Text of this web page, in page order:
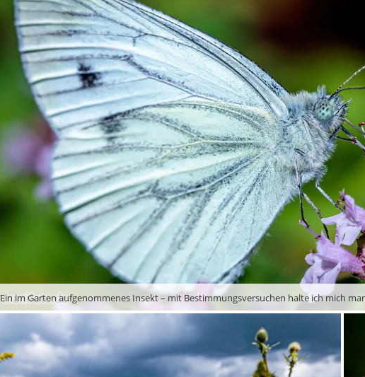
Ein im Garten aufgenommenes Insekt – mit Bestimmungsversuchen halte ich mich